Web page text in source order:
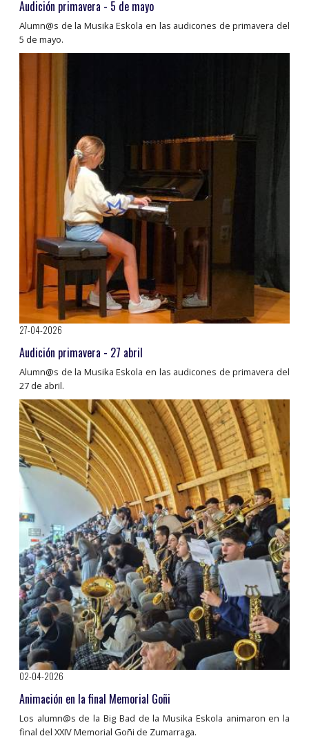
Audición primavera - 5 de mayo
Alumn@s de la Musika Eskola en las audicones de primavera del
5 de mayo.
27-04-2026
Audición primavera - 27 abril
Alumn@s de la Musika Eskola en las audicones de primavera del
27 de abril.
02-04-2026
Animación en la final Memorial Goñi
Los alumn@s de la Big Bad de la Musika Eskola animaron en la
final del XXIV Memorial Goñi de Zumarraga.